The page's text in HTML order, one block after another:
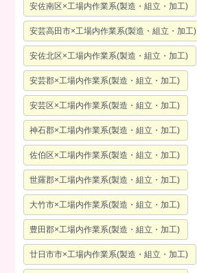
安佐南区×工場内作業系(製造・組立・加工)
安芸高田市×工場内作業系(製造・組立・加工)
安佐北区×工場内作業系(製造・組立・加工)
安芸郡×工場内作業系(製造・組立・加工)
安芸区×工場内作業系(製造・組立・加工)
神石郡×工場内作業系(製造・組立・加工)
佐伯区×工場内作業系(製造・組立・加工)
世羅郡×工場内作業系(製造・組立・加工)
大竹市×工場内作業系(製造・組立・加工)
豊田郡×工場内作業系(製造・組立・加工)
廿日市市×工場内作業系(製造・組立・加工)